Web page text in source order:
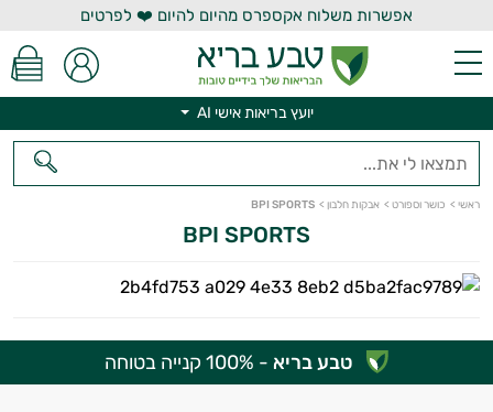
אפשרות משלוח אקספרס מהיום להיום ❤️ לפרטים
יועץ בריאות אישי AI
ראשי > כושר וספורט > אבקות חלבון >
BPI SPORTS
BPI SPORTS
טבע בריא - 100% קנייה בטוחה
יועץ בריאות אישי AI